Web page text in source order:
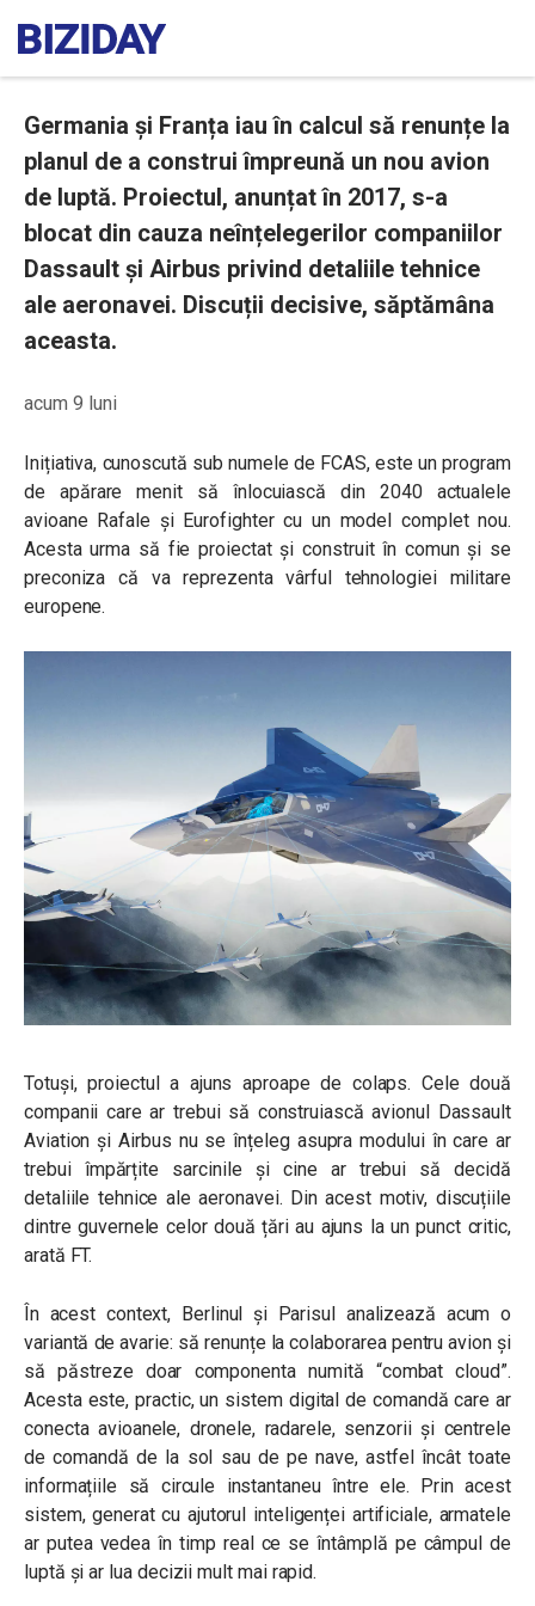
Germania și Franța iau în calcul să renunțe la
planul de a construi împreună un nou avion
de luptă. Proiectul, anunțat în 2017, s-a
blocat din cauza neînțelegerilor companiilor
Dassault și Airbus privind detaliile tehnice
ale aeronavei. Discuții decisive, săptămâna
aceasta.
acum 9 luni
Inițiativa, cunoscută sub numele de FCAS, este un program
de apărare menit să înlocuiască din 2040 actualele
avioane Rafale și Eurofighter cu un model complet nou.
Acesta urma să fie proiectat și construit în comun și se
preconiza că va reprezenta vârful tehnologiei militare
europene.
Totuși, proiectul a ajuns aproape de colaps. Cele două
companii care ar trebui să construiască avionul Dassault
Aviation și Airbus nu se înțeleg asupra modului în care ar
trebui împărțite sarcinile și cine ar trebui să decidă
detaliile tehnice ale aeronavei. Din acest motiv, discuțiile
dintre guvernele celor două țări au ajuns la un punct critic,
arată FT.
În acest context, Berlinul și Parisul analizează acum o
variantă de avarie: să renunțe la colaborarea pentru avion și
să păstreze doar componenta numită “combat cloud”.
Acesta este, practic, un sistem digital de comandă care ar
conecta avioanele, dronele, radarele, senzorii și centrele
de comandă de la sol sau de pe nave, astfel încât toate
informațiile să circule instantaneu între ele. Prin acest
sistem, generat cu ajutorul inteligenței artificiale, armatele
ar putea vedea în timp real ce se întâmplă pe câmpul de
luptă și ar lua decizii mult mai rapid.